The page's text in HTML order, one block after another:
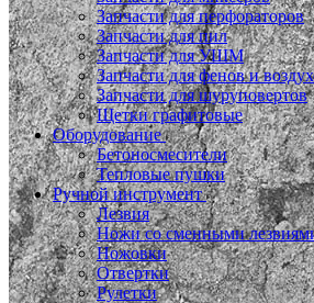
Запчасти для перфораторов
Запчасти для пил
Запчасти для УШМ
Запчасти для фенов и
Запчасти для шуруповертов
Щетки графитовые
Оборудование
Бетоносмесители
Тепловые пушки
Ручной инструмент
Лезвия
Ножи со сменными
Ножовки
Отвертки
Рулетки